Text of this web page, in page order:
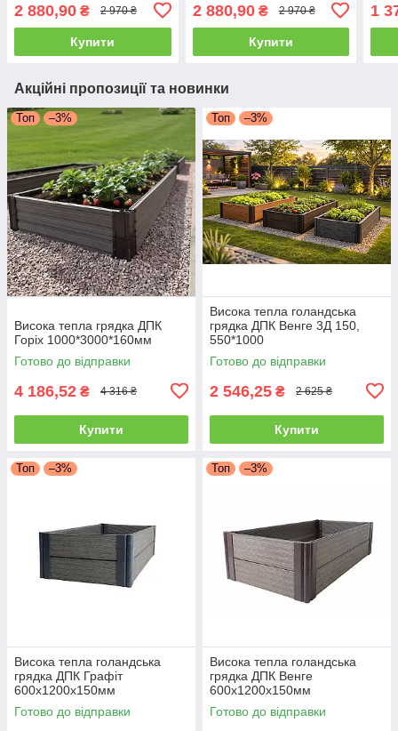
2 880,90 ₴ 2 970 ₴
Купити
2 880,90₴ 2 970 ₴
Купити
1
Акційні пропозиції та новинки
Топ –3%
Висока тепла грядка ДПК
Горіх 1000*3000*160мм
Готово до відправки
4 186,52 ₴ 4 316 ₴
Купити
Топ –3%
Висока тепла голандська
грядка ДПК Венге 3Д 150,
550*1000
Готово до відправки
2 546,25 ₴ 2 625 ₴
Купити
Топ –3%
Висока тепла голандська
грядка ДПК Графіт
600х1200х150мм
Готово до відправки
Топ –3%
Висока тепла голандська
грядка ДПК Венге
600х1200х150мм
Готово до відправки